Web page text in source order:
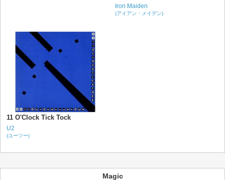
Iron Maiden
(アイアン・メイデン)
11 O'Clock Tick Tock
U2
(ユーツー)
Magic